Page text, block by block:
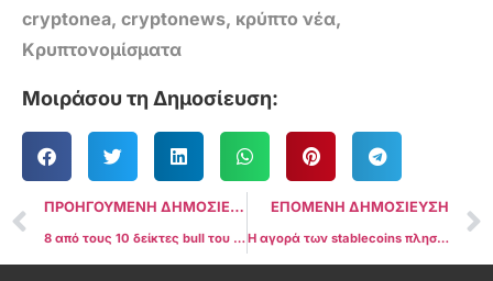
cryptonea, cryptonews, κρύπτο νέα,
Κρυπτονομίσματα
Μοιράσου τη Δημοσίευση:
ΠΡΟΗΓΟΥΜΕΝΗ ΔΗΜΟΣΙΕΥΣΗ
8 από τους 10 δείκτες bull του Bitcoin γίνονται πτωτικοί, παρότι το BTC ανακάμπτει στα $116.000
ΕΠΟΜΕΝΗ ΔΗΜΟΣΙΕΥΣΗ
Η αγορά των stablecoins πλησιάζει τα $300 δισ. — Αλλά ποιος μετράει σωστά;